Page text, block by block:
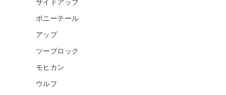
サイドアップ
ポニーテール
アップ
ツーブロック
モヒカン
ウルフ